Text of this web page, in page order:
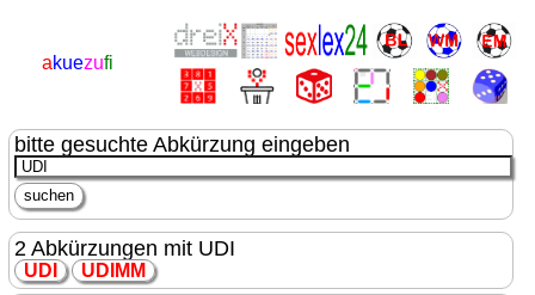
akuezufi
bitte gesuchte Abkürzung eingeben
2 Abkürzungen mit UDI
UDI UDI MM